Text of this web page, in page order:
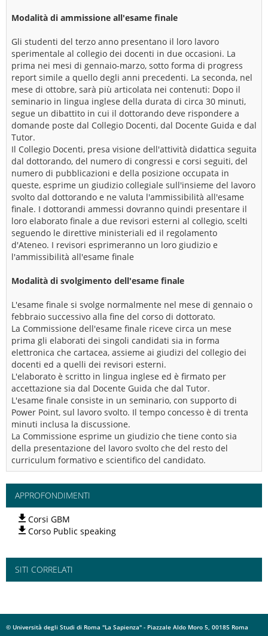
Modalità di ammissione all'esame finale
Gli studenti del terzo anno presentano il loro lavoro
sperimentale al collegio dei docenti in due occasioni. La
prima nei mesi di gennaio-marzo, sotto forma di progress
report simile a quello degli anni precedenti. La seconda, nel
mese di ottobre, sarà più articolata nei contenuti: Dopo il
seminario in lingua inglese della durata di circa 30 minuti,
segue un dibattito in cui il dottorando deve rispondere a
domande poste dal Collegio Docenti, dal Docente Guida e dal
Tutor.
Il Collegio Docenti, presa visione dell'attività didattica seguita
dal dottorando, del numero di congressi e corsi seguiti, del
numero di pubblicazioni e della posizione occupata in
queste, esprime un giudizio collegiale sull'insieme del lavoro
svolto dal dottorando e ne valuta l'ammissibilità all'esame
finale. I dottorandi ammessi dovranno quindi presentare il
loro elaborato finale a due revisori esterni al collegio, scelti
seguendo le direttive ministeriali ed il regolamento
d'Ateneo. I revisori esprimeranno un loro giudizio e
l'ammissibilità all'esame finale
Modalità di svolgimento dell'esame finale
L'esame finale si svolge normalmente nel mese di gennaio o
febbraio successivo alla fine del corso di dottorato.
La Commissione dell'esame finale riceve circa un mese
prima gli elaborati dei singoli candidati sia in forma
elettronica che cartacea, assieme ai giudizi del collegio dei
docenti ed a quelli dei revisori esterni.
L'elaborato è scritto in lingua inglese ed è firmato per
accettazione sia dal Docente Guida che dal Tutor.
L'esame finale consiste in un seminario, con supporto di
Power Point, sul lavoro svolto. Il tempo concesso è di trenta
minuti inclusa la discussione.
La Commissione esprime un giudizio che tiene conto sia
della presentazione del lavoro svolto che del resto del
curriculum formativo e scientifico del candidato.
APPROFONDIMENTI
Corsi GBM
Corso Public speaking
SITI CORRELATI
© Università degli Studi di Roma "La Sapienza" - Piazzale Aldo Moro 5, 00185 Roma